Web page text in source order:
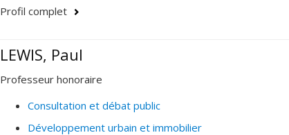
Profil complet
LEWIS, Paul
Professeur honoraire
Consultation et débat public
Développement urbain et immobilier